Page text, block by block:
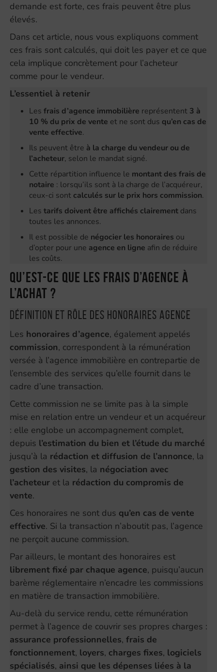
demande est forte, ces frais peuvent être plus
élevés.
Dans cet article, nous vous expliquons comment
ces frais sont calculés, qui doit les payer et ce que
cela implique concrètement pour l’acheteur
comme pour le vendeur.
L’essentiel à retenir
Les frais d’agence immobilière représentent 3 à
10 % du prix de vente et ne sont dus qu’en cas de
vente effective.
Ils peuvent être à la charge du vendeur ou de
l’acheteur, selon le mandat signé.
Cette répartition influence le montant des frais de
notaire : lorsqu’ils sont à la charge de l’acquéreur,
ceux-ci sont calculés sur le prix hors commission.
Les tarifs doivent être affichés clairement dans
toutes les annonces.
Il est possible de négocier les honoraires ou
d’opter pour une agence en ligne afin de réduire
les coûts.
Qu’est-ce que les frais d’agence à
l’achat ?
Définition et rôle des honoraires agence
Les honoraires d’agence, également appelés
commission, correspondent à la rémunération
versée à l’agence immobilière en contrepartie de
l’ensemble des services qu’elle fournit dans le
cadre d’une transaction.
Cette commission ne se limite pas à la simple
mise en relation entre un vendeur et un acquéreur
: elle englobe un accompagnement complet,
depuis l’estimation du bien et l’étude du marché
jusqu’à la rédaction et diffusion de l’annonce, la
gestion des visites, la négociation avec
l’acheteur et la rédaction du compromis de
vente.
Ces honoraires ne sont dus qu’en cas de vente
effective. Si la transaction n’aboutit pas, l’agence
ne perçoit aucune commission.
Par ailleurs, le montant des honoraires est
librement fixé par chaque agence, puisqu’aucun
barème réglementaire n’encadre les commissions
en matière de transaction immobilière.
Au-delà du service rendu, cette rémunération
permet à l’agence de couvrir ses propres charges :
assurance professionnelles, frais de
fonctionnement, loyers, charges fixes, logiciels
spécialisés, ainsi que les dépenses liées à la